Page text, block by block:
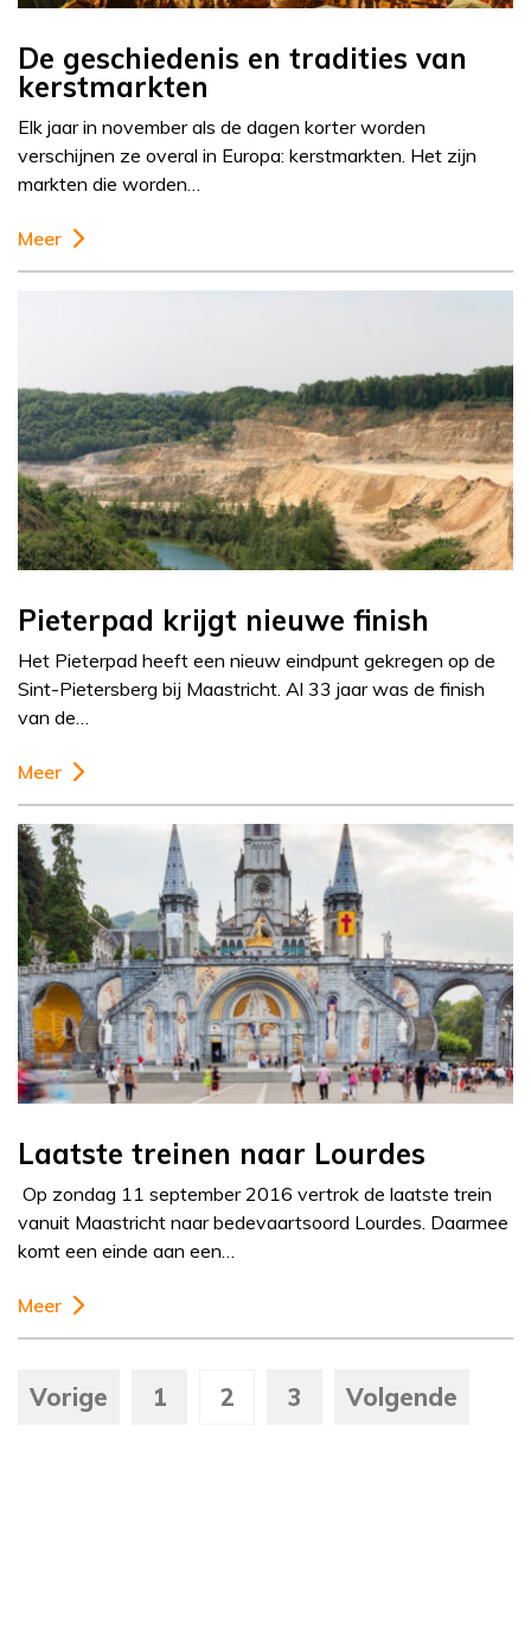
De geschiedenis en tradities van
kerstmarkten
Elk jaar in november als de dagen korter worden
verschijnen ze overal in Europa: kerstmarkten. Het zijn
markten die worden…
Meer
Pieterpad krijgt nieuwe finish
Het Pieterpad heeft een nieuw eindpunt gekregen op de
Sint-Pietersberg bij Maastricht. Al 33 jaar was de finish
van de…
Meer
Laatste treinen naar Lourdes
Op zondag 11 september 2016 vertrok de laatste trein
vanuit Maastricht naar bedevaartsoord Lourdes. Daarmee
komt een einde aan een…
Meer
Vorige 1 2 3 Volgende